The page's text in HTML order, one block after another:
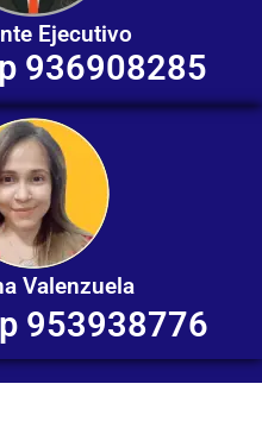
Ejecutivo
936908285
Valenzuela
953938776